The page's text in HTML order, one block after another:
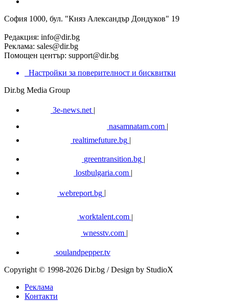
София 1000, бул. "Княз Александър Дондуков" 19
Редакция: info@dir.bg
Реклама: sales@dir.bg
Помощен център: support@dir.bg
Настройки за поверителност и бисквитки
Dir.bg Media Group
3e-news.net |
nasamnatam.com |
realtimefuture.bg |
greentransition.bg |
lostbulgaria.com |
webreport.bg
worktalent.com |
wnesstv.com |
soulandpepper.tv
Copyright © 1998-2026 Dir.bg / Design by StudioX
Реклама
Контакти